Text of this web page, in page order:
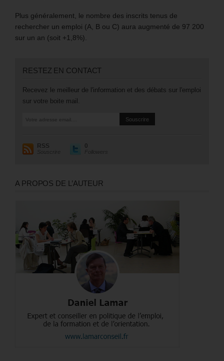
Plus généralement, le nombre des inscrits tenus de
rechercher un emploi (A, B ou C) aura augmenté de 97 200
sur un an (soit +1,8%).
RESTEZ EN CONTACT
Recevez le meilleur de l'information et des débats sur l'emploi
sur votre boite mail.
RSS
Souscrire
0
Followers
A PROPOS DE L’AUTEUR